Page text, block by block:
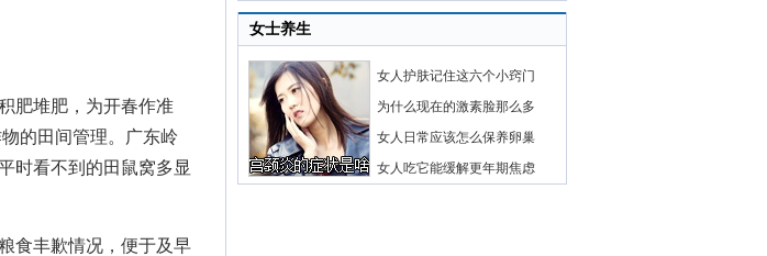
肥堆肥，为开春作准
的田间管理。广东岭
时看不到的田鼠窝多显
食丰歉情况，便于及早
女士养生
女人护肤记住这六个小窍门
为什么现在的激素脸那么多
女人日常应该怎么保养卵巢
女人吃它能缓解更年期焦虑